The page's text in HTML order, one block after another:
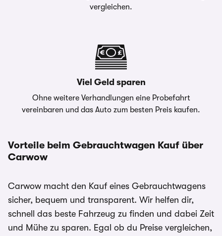
vergleichen.
Viel Geld sparen
Ohne weitere Verhandlungen eine Probefahrt
vereinbaren und das Auto zum besten Preis kaufen.
Vorteile beim Gebrauchtwagen Kauf über
Carwow
Carwow macht den Kauf eines Gebrauchtwagens
sicher, bequem und transparent. Wir helfen dir,
schnell das beste Fahrzeug zu finden und dabei Zeit
und Mühe zu sparen. Egal ob du Preise vergleichen,